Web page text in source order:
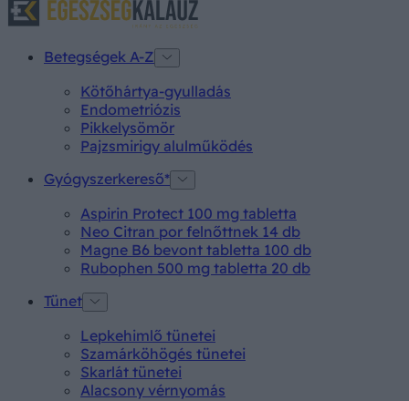
Betegségek A-Z
Kötőhártya-gyulladás
Endometriózis
Pikkelysömör
Pajzsmirigy alulműködés
Gyógyszerkereső*
Aspirin Protect 100 mg tabletta
Neo Citran por felnőttnek 14 db
Magne B6 bevont tabletta 100 db
Rubophen 500 mg tabletta 20 db
Tünet
Lepkehimlő tünetei
Szamárköhögés tünetei
Skarlát tünetei
Alacsony vérnyomás